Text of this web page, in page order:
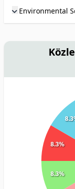
Environmental
8.3%
8.3%